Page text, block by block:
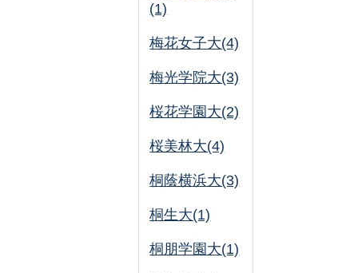
(1)
梅花女子大(4)
梅光学院大(3)
桜花学園大(2)
桜美林大(4)
桐蔭横浜大(3)
桐生大(1)
桐朋学園大(1)